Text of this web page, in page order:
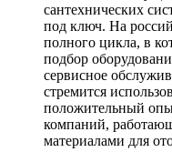
сантехнических
под ключ. На
полного цикла, в
подбор
сервисное
стремится
положительный
компаний,
материалами для